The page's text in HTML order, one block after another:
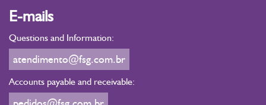
E-mails
Questions and Information:
atendimento@fsg.com.br
Accounts payable and receivable: